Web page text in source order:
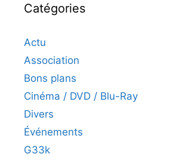
Catégories
Actu
Association
Bons plans
Cinéma / DVD / Blu-Ray
Divers
Événements
G33k